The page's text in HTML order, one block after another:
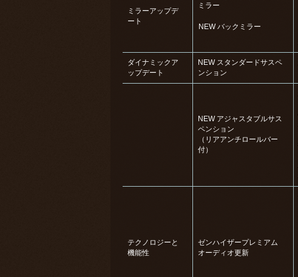
ミラーアップデ
ート
ミラー
NEW バックミラー
ダイナミックア
ップデート
NEW スタンダードサスペ
ンション
NEW アジャスタブルサス
ペンション
（リアアンチロールバー
付）
テクノロジーと
機能性
ゼンハイザープレミアム
オーディオ更新